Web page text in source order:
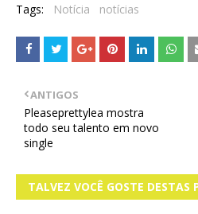
Tags: Notícia notícias
ANTIGOS
Pleaseprettylea mostra
todo seu talento em novo
single
TALVEZ VOCÊ GOSTE DESTAS